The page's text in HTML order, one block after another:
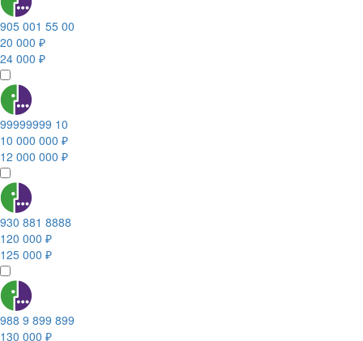
905 001 55 00
20 000 ₽
24 000 ₽
99999999 10
10 000 000 ₽
12 000 000 ₽
930 881 8888
120 000 ₽
125 000 ₽
988 9 899 899
130 000 ₽